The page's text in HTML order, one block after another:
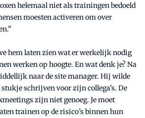
helemaal niet als trainingen bedoeld
moesten activeren om over
hem laten zien wat er werkelijk nodig
werken op hoogte. En wat denk je? Na
naar de site manager. Hij wilde
schrijven voor zijn collega’s. De
zijn niet genoeg. Je moet
trainen op de risico’s binnen hun